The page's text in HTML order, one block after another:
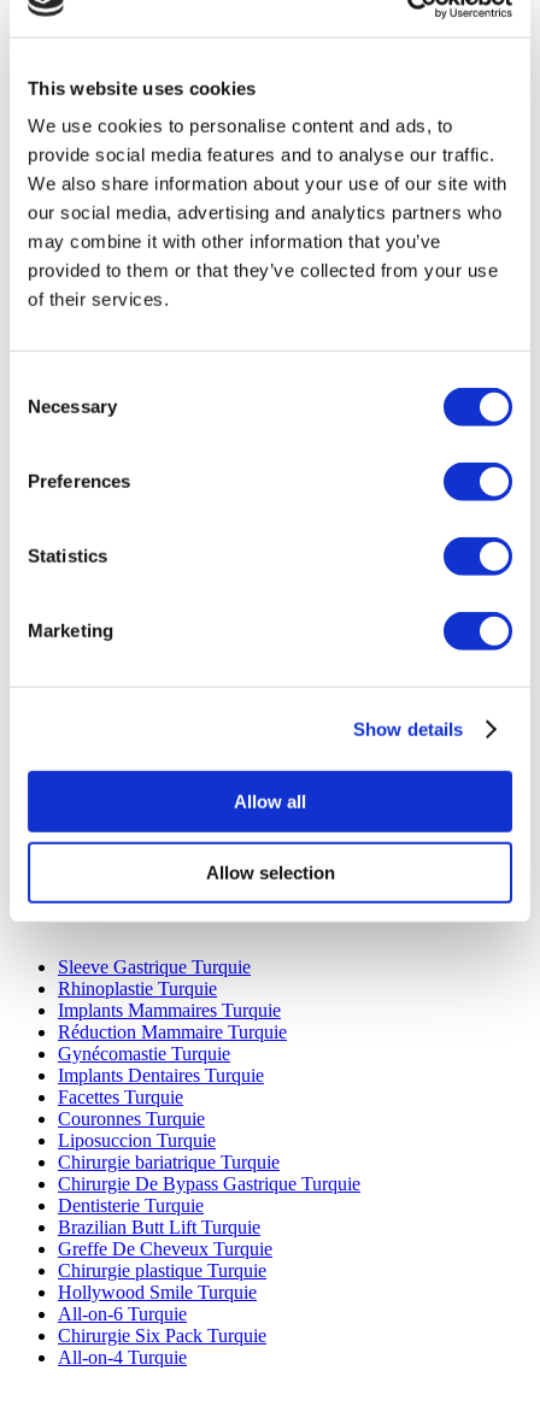
This website uses cookies
We use cookies to personalise content and ads, to
provide social media features and to analyse our traffic.
We also share information about your use of our site with
our social media, advertising and analytics partners who
may combine it with other information that you’ve
provided to them or that they’ve collected from your use
of their services.
Selection
Necessary
Preferences
Statistics
Marketing
Show details
Allow all
Allow selection
TÜRSAB – Les transactions sur flymedi.com sont gérées par
Groupe A enregistrée auprès de TÜRSAB (Certificat No:
Tous les traitements sont effectués par un établissement de
santé certifié en tourisme de santé.
À propos de Nous
Comment Ça Marche
Guide Pré-Op
Auteurs & évaluateurs
Flymedi Programme de Parrainage
Politique de confidentialité
Contactez-nous
Thailand Cliniques
Traitements Populaires en Turquie
Sleeve Gastrique Turquie
Rhinoplastie Turquie
Implants Mammaires Turquie
Réduction Mammaire Turquie
Gynécomastie Turquie
Implants Dentaires Turquie
Facettes Turquie
Couronnes Turquie
Liposuccion Turquie
Chirurgie bariatrique Turquie
Chirurgie De Bypass Gastrique Turquie
Dentisterie Turquie
Brazilian Butt Lift Turquie
Greffe De Cheveux Turquie
Chirurgie plastique Turquie
Hollywood Smile Turquie
All-on-6 Turquie
Chirurgie Six Pack Turquie
All-on-4 Turquie